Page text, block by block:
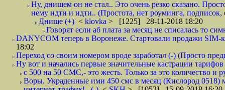
Ну, днищем он не стал.. Это очень резко сказано.
нему идти и идти.. (Простота, нет роуминга,
Днище (+) < klovka > [1225] 28-11-2018 18:20
Говорят если аб плата за месяц не списалась то
DANYCOM теперь в Воронеже. Стартовали продажи SIM-
18:02
Переход со своим номером вроде заработал (-) (Просто
Ну вот и начались первые значительные кастрации
с 500 на 50 СМС,- это жесть. Только за это количество и
Воры. Украденные ими 450 смс в месяц (Кислород 0518)